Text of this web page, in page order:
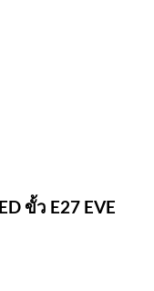
ขั้ว E27 EVE